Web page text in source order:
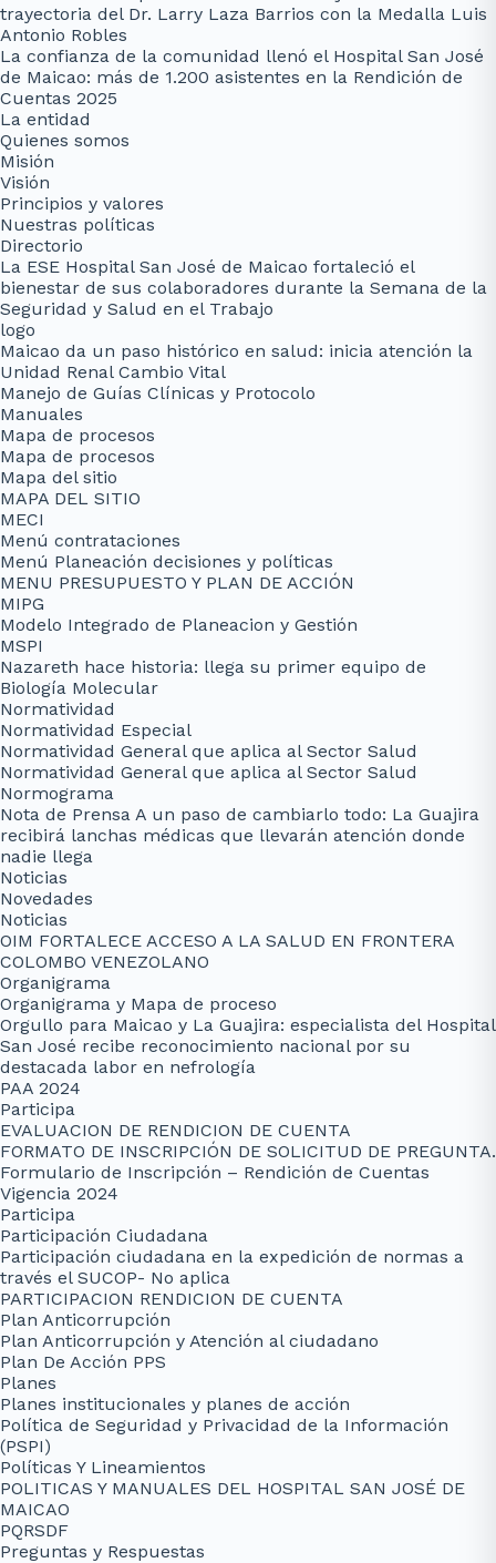
trayectoria del Dr. Larry Laza Barrios con la Medalla Luis
Antonio Robles
La confianza de la comunidad llenó el Hospital San José
de Maicao: más de 1.200 asistentes en la Rendición de
Cuentas 2025
La entidad
Quienes somos
Misión
Visión
Principios y valores
Nuestras políticas
Directorio
La ESE Hospital San José de Maicao fortaleció el
bienestar de sus colaboradores durante la Semana de la
Seguridad y Salud en el Trabajo
logo
Maicao da un paso histórico en salud: inicia atención la
Unidad Renal Cambio Vital
Manejo de Guías Clínicas y Protocolo
Manuales
Mapa de procesos
Mapa de procesos
Mapa del sitio
MAPA DEL SITIO
MECI
Menú contrataciones
Menú Planeación decisiones y políticas
MENU PRESUPUESTO Y PLAN DE ACCIÓN
MIPG
Modelo Integrado de Planeacion y Gestión
MSPI
Nazareth hace historia: llega su primer equipo de
Biología Molecular
Normatividad
Normatividad Especial
Normatividad General que aplica al Sector Salud
Normatividad General que aplica al Sector Salud
Normograma
Nota de Prensa A un paso de cambiarlo todo: La Guajira
recibirá lanchas médicas que llevarán atención donde
nadie llega
Noticias
Novedades
Noticias
OIM FORTALECE ACCESO A LA SALUD EN FRONTERA
COLOMBO VENEZOLANO
Organigrama
Organigrama y Mapa de proceso
Orgullo para Maicao y La Guajira: especialista del Hospital
San José recibe reconocimiento nacional por su
destacada labor en nefrología
PAA 2024
Participa
EVALUACION DE RENDICION DE CUENTA
FORMATO DE INSCRIPCIÓN DE SOLICITUD DE PREGUNTA.
Formulario de Inscripción – Rendición de Cuentas
Vigencia 2024
Participa
Participación Ciudadana
Participación ciudadana en la expedición de normas a
través el SUCOP- No aplica
PARTICIPACION RENDICION DE CUENTA
Plan Anticorrupción
Plan Anticorrupción y Atención al ciudadano
Plan De Acción PPS
Planes
Planes institucionales y planes de acción
Política de Seguridad y Privacidad de la Información
(PSPI)
Políticas Y Lineamientos
POLITICAS Y MANUALES DEL HOSPITAL SAN JOSÉ DE
MAICAO
PQRSDF
Preguntas y Respuestas